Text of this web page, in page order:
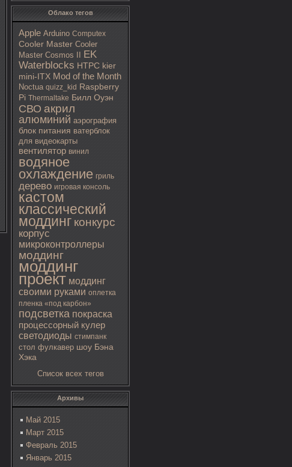
Облако тегов
Apple Arduino Computex
Cooler Master Cooler
Master Cosmos II
EK
Waterblocks HTPC kier
mini-ITX Mod of the Month
Noctua quizz_kid Raspberry
Pi Thermaltake Билл Оуэн
СВО акрил
алюминий аэрография
блок питания ватерблок
для видеокарты
вентилятор винил
водяное
охлаждение гриль
дерево игровая консоль
кастом
классический
моддинг конкурс
корпус
микроконтроллеры
моддинг
моддинг
проект моддинг
своими руками оплетка
пленка «под карбон»
подсветка покраска
процессорный кулер
светодиоды стимпанк
стол фулкавер шоу Бэна
Хэка
Список всех тегов
Архивы
Май 2015
Март 2015
Февраль 2015
Январь 2015